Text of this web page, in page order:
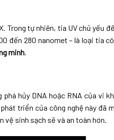
Trong tự nhiên, tia UV chủ yếu
đến 280 nanomet – là loại tia
minh.
hủy DNA hoặc RNA của vi
triển của công nghệ này đã
vệ sinh sạch sẽ và an toàn hơn.